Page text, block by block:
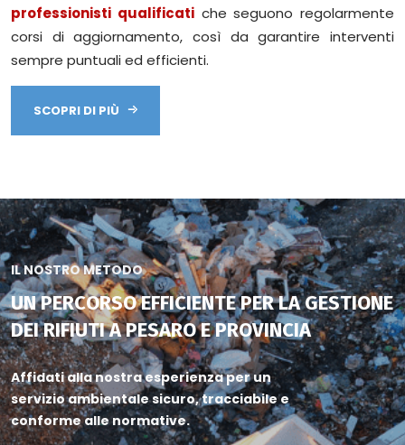
professionisti qualificatiche seguono regolarmente
corsi di aggiornamento, così da garantire interventi
sempre puntuali ed efficienti.
SCOPRI DI PIÙ
IL NOSTRO METODO
UN PERCORSO EFFICIENTE PER LA GESTIONE
DEI RIFIUTI A PESARO E PROVINCIA
Affidati alla nostra esperienza per un
servizio ambientale sicuro, tracciabile e
conforme alle normative.